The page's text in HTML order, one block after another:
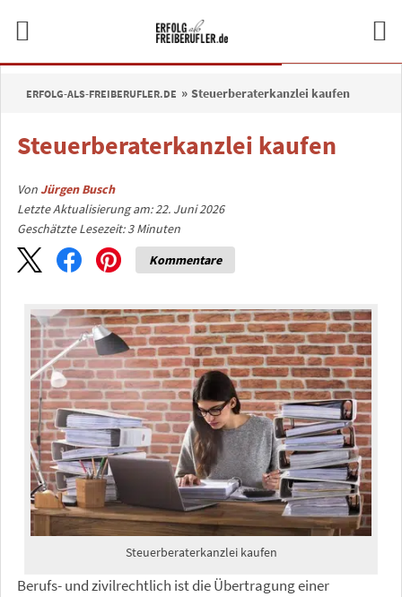
ERFOLG-ALS-FREIBERUFLER.DE Steuerberaterkanzlei kaufen
Steuerberaterkanzlei kaufen
VonJürgen Busch
Letzte Aktualisierung am: 22. Juni 2026
Geschätzte Lesezeit:3 Minuten
Kommentare
Steuerberaterkanzlei kaufen
Berufs- und zivilrechtlich ist die Übertragung einer